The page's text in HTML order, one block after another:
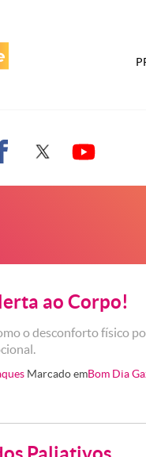
ao Corpo!
o desconforto físico
Marcado emBom Dia